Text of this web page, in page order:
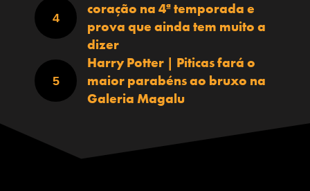
coração na 4ª temporada e
prova que ainda tem muito a
dizer
Harry Potter | Piticas fará o
maior parabéns ao bruxo na
Galeria Magalu